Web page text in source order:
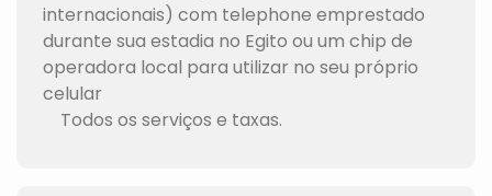
internacionais) com telephone emprestado
durante sua estadia no Egito ou um chip de
operadora local para utilizar no seu próprio
celular
Todos os serviços e taxas.